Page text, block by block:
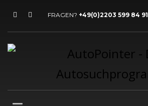
FRAGEN? +49(0)2203 599 84 91